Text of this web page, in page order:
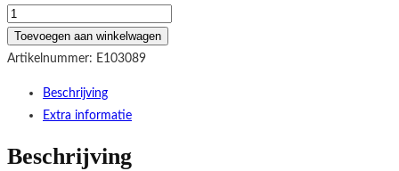
Château
Voigny
Sauternes
Toevoegen aan winkelwagen
Artikelnummer: E103089
Beschrijving
Extra informatie
Beschrijving